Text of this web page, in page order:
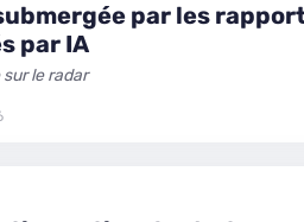
par les
par IA
le radar